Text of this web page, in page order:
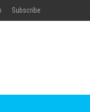
Subscribe